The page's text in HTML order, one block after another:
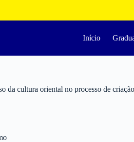
Início
da cultura oriental no processo de